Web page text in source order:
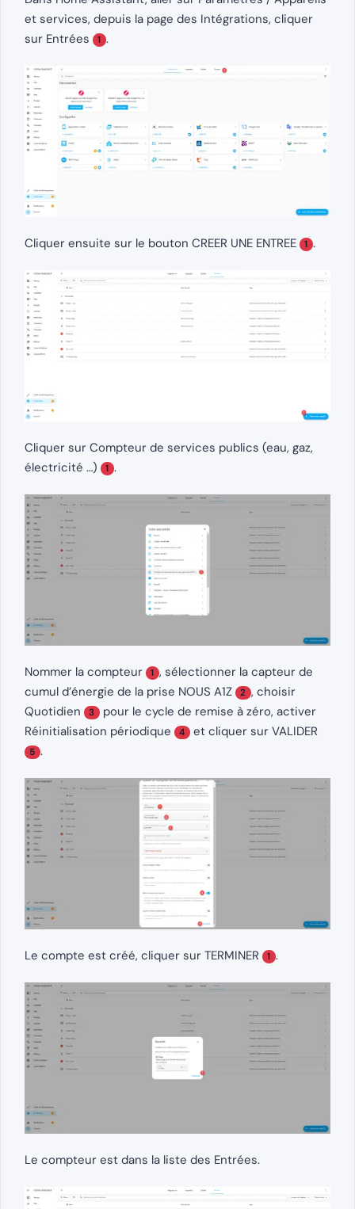
et services, depuis la page des Intégrations, cliquer
sur Entrées
1 .
Cliquer ensuite sur le bouton CREER UNE ENTREE 1 .
Cliquer sur Compteur de services publics (eau, gaz,
électricité …)
1 .
Nommer la compteur 1 , sélectionner la capteur de
cumul d’énergie de la prise NOUS A1Z
2 , choisir
Quotidien
3 pour le cycle de remise à zéro, activer
Réinitialisation périodique
4 et cliquer sur VALIDER
5 .
Le compte est créé, cliquer sur TERMINER 1 .
Le compteur est dans la liste des Entrées.